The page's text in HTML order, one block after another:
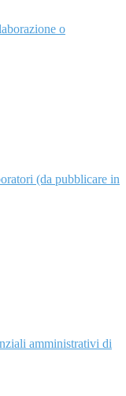
o
(da pubblicare in
amministrativi di